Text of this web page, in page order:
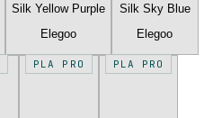
Silk Yellow Purple
Elegoo
Silk Sky Blue
Elegoo
PLA PRO PLA PRO